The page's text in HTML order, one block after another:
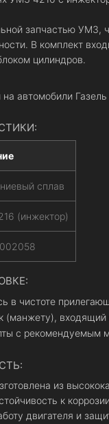
запчастью УМЗ,
В комплект
цилиндров.
на автомобили
сплав
(инжектор)
в чистоте
(манжету), входящий
с рекомендуемым
из
к
двигателя и